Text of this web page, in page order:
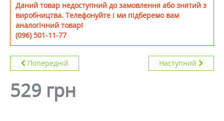
Даний товар недоступний до замовлення або знятий з
виробництва. Телефонуйте і ми підберемо вам
аналогічний товар!
(096) 501-11-77
Попередній Наступний
529 грн